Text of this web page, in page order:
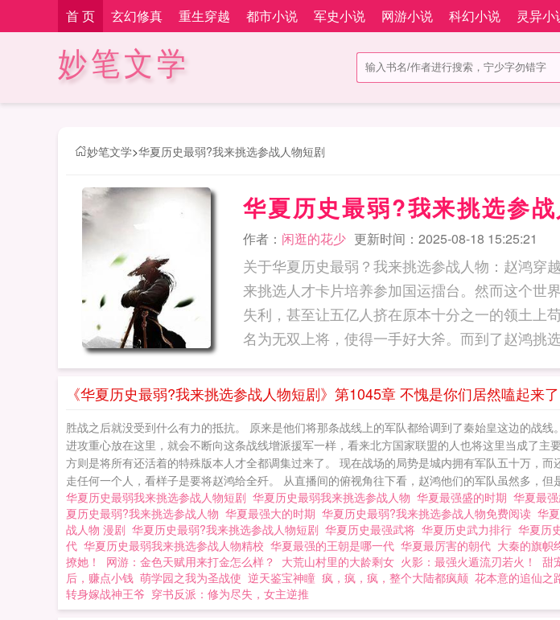
首 页 玄幻修真 重生穿越 都市小说 军史小说 网游小说 科幻小说 灵异小
妙笔文学
妙笔文学>华夏历史最弱?我来挑选参战人物短剧
华夏历史最弱?我来挑选参
作者： 闲逛的花少 更新时间：2025-08-18 15:25:21
关于华夏历史最弱？我来挑选参战人物：赵鸿穿
来挑选人才卡片培养参加国运擂台。然而这个世
失利，甚至让五亿人挤在原本十分之一的领土上
名为无双上将，使得一手好大斧。而到了赵鸿挑
次出现的大明战神这个称谓更是难以置信，毕竟
才卡片！ 华夏历史最弱？我来挑选参战人物
《华夏历史最弱?我来挑选参战人物短剧》第1045章 不愧是你们居然嗑起来了
胜战之后就没受到什么有力的抵抗。 原来是他们将那条战线上的军队都给调到了秦始皇这边的战
进攻重心放在这里，就会不断向这条战线增派援军一样，看来北方国家联盟的人也将这里当成了
方则是将所有还活着的特殊版本人才全都调集过来了。 现在战场的局势是城内拥有军队五十万，
走任何一个人，看样子是要将赵鸿给全歼。 从直播间的俯视角往下看，赵鸿他们的军队虽然多，但
华夏历史最弱我来挑选参战人物短剧 华夏历史最弱我来挑选参战人物 华夏最强盛的时期 华夏最
夏历史最弱?我来挑选参战人物 华夏最强大的时期 华夏历史最弱?我来挑选参战人物免费阅读 华
战人物 漫剧 华夏历史最弱?我来挑选参战人物短剧 华夏历史最强武将 华夏历史武力排行 华夏历
代 华夏历史最弱我来挑选参战人物精校 华夏最强的王朝是哪一代 华夏最厉害的朝代 大秦的旗帜
撩她！
网游：金色天赋用来打金怎么样？ 大荒山村里的大龄剩女 火影：最强火遁流刃若火！ 甜
后，赚点小钱 萌学园之我为圣战使 逆天鉴宝神瞳 疯，疯，疯，整个大陆都疯颠 花本意的追仙之
转身嫁战神王爷 穿书反派：修为尽失，女主逆推